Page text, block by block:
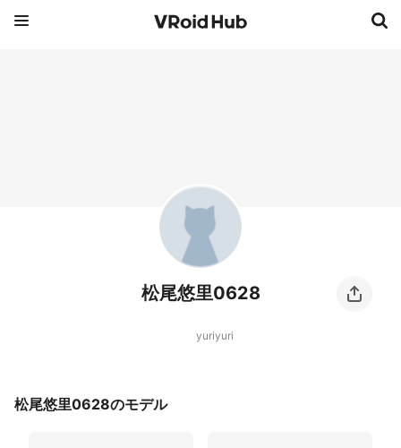
松尾悠里0628
yuriyuri
松尾悠里0628のモデル